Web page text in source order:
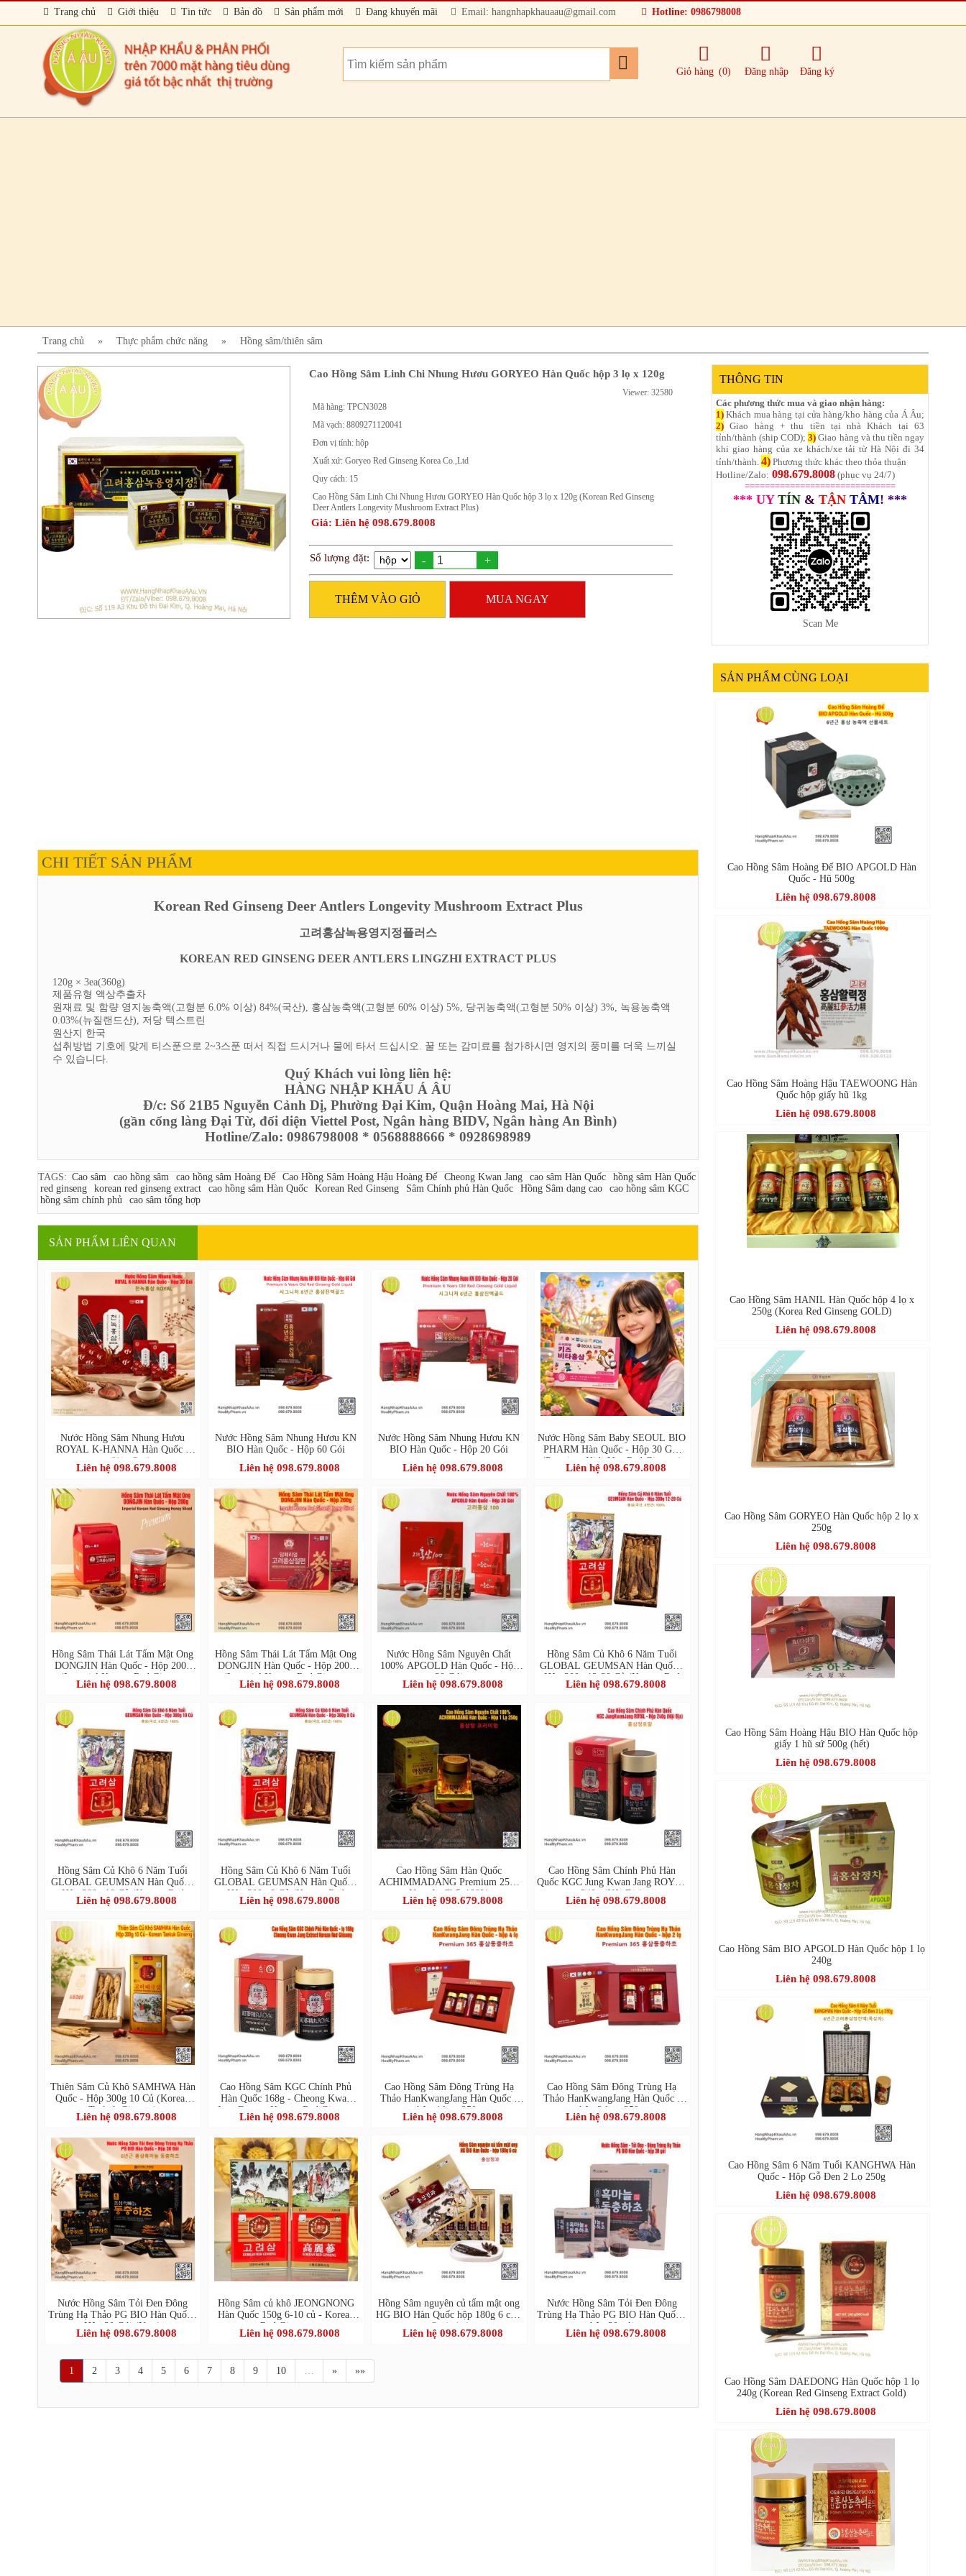
Trang chủ Giới thiệu Tin tức Bản đồ Sản phẩm mới Đang khuyến mãi Email: hangnhapkhauaau@gmail.com Hotline: 0986798008
Giỏ hàng (0) Đăng nhập Đăng ký
Trang chủ » Thực phẩm chức năng » Hồng sâm/thiên sâm
Cao Hồng Sâm Linh Chi Nhung Hươu GORYEO Hàn Quốc hộp 3 lọ x 120g
Viewer: 32580
Mã hàng: TPCN3028
Mã vạch: 8809271120041
Đơn vị tính: hộp
Xuất xứ: Goryeo Red Ginseng Korea Co.,Ltd
Quy cách: 15
Cao Hồng Sâm Linh Chi Nhung Hươu GORYEO Hàn Quốc hộp 3 lọ x 120g (Korean Red Ginseng
Deer Antlers Longevity Mushroom Extract Plus)
Giá: Liên hệ 098.679.8008
Số lượng đặt: - +
THÊM VÀO GIỎ MUA NGAY
CHI TIẾT SẢN PHẨM
Korean Red Ginseng Deer Antlers Longevity Mushroom Extract Plus
고려홍삼녹용영지정플러스
KOREAN RED GINSENG DEER ANTLERS LINGZHI EXTRACT PLUS
120g × 3ea(360g)
제품유형 액상추출차
원재료 및 함량 영지농축액(고형분 6.0% 이상) 84%(국산), 홍삼농축액(고형분 60% 이상) 5%, 당귀농축액(고형분 50% 이상) 3%, 녹용농축액
0.03%(뉴질랜드산), 저당 텍스트린
원산지 한국
섭취방법 기호에 맞게 티스푼으로 2~3스푼 떠서 직접 드시거나 물에 타서 드십시오. 꿀 또는 감미료를 첨가하시면 영지의 풍미를 더욱 느끼실
수 있습니다.
Quý Khách vui lòng liên hệ:
HÀNG NHẬP KHẨU Á ÂU
Đ/c: Số 21B5 Nguyễn Cảnh Dị, Phường Đại Kim, Quận Hoàng Mai, Hà Nội
(gần cổng làng Đại Từ, đối diện Viettel Post, Ngân hàng BIDV, Ngân hàng An Bình)
Hotline/Zalo: 0986798008 * 0568888666 * 0928698989
TAGS: Cao sâm cao hồng sâm cao hồng sâm Hoàng Đế Cao Hồng Sâm Hoàng Hậu Hoàng Đế Cheong Kwan Jang cao sâm Hàn Quốc
hồng sâm Hàn Quốc
red ginseng
korean red ginseng extract cao hồng sâm Hàn Quốc Korean Red Ginseng Sâm Chính phủ Hàn Quốc Hồng Sâm dạng cao
cao hồng sâm KGC
hồng sâm chính phủ
cao sâm tổng hợp
SẢN PHẨM LIÊN QUAN
Nước Hồng Sâm Nhung Hươu
ROYAL K-HANNA Hàn Quốc -
Hộp 30 Gói (천녹홍삼 ROYAL)
Liên hệ 098.679.8008
Nước Hồng Sâm Nhung Hươu KN
BIO Hàn Quốc - Hộp 60 Gói
Liên hệ 098.679.8008
Nước Hồng Sâm Nhung Hươu KN
BIO Hàn Quốc - Hộp 20 Gói
Liên hệ 098.679.8008
Nước Hồng Sâm Baby SEOUL BIO
PHARM Hàn Quốc - Hộp 30 Gói
(Premium Kids Vita Red Ginseng)
Liên hệ 098.679.8008
Hồng Sâm Thái Lát Tẩm Mật Ong
DONGJIN Hàn Quốc - Hộp 200g
(Imperial Korean Red Ginseng
Honey Sliced PREMIUM)
Liên hệ 098.679.8008
Hồng Sâm Thái Lát Tẩm Mật Ong
DONGJIN Hàn Quốc - Hộp 200g
(Imperial Korean Red Ginseng
Honey Sliced)
Liên hệ 098.679.8008
Nước Hồng Sâm Nguyên Chất
100% APGOLD Hàn Quốc - Hộp
30 Gói
Liên hệ 098.679.8008
Hồng Sâm Củ Khô 6 Năm Tuổi
GLOBAL GEUMSAN Hàn Quốc -
Hộp 300g 12-20 Củ (Korean Red
Ginseng)
Liên hệ 098.679.8008
Hồng Sâm Củ Khô 6 Năm Tuổi
GLOBAL GEUMSAN Hàn Quốc -
Hộp 300g 10 Củ (Korean Red
Ginseng)
Liên hệ 098.679.8008
Hồng Sâm Củ Khô 6 Năm Tuổi
GLOBAL GEUMSAN Hàn Quốc -
Hộp 300g 8 Củ (Korean Red
Ginseng)
Liên hệ 098.679.8008
Cao Hồng Sâm Hàn Quốc
ACHIMMADANG Premium 250g
Nguyên Chất 100%
Liên hệ 098.679.8008
Cao Hồng Sâm Chính Phủ Hàn
Quốc KGC Jung Kwan Jang ROYAL
240g (Nội Địa)
Liên hệ 098.679.8008
Thiên Sâm Củ Khô SAMHWA Hàn
Quốc - Hộp 300g 10 Củ (Korean
Taekuk Ginseng)
Liên hệ 098.679.8008
Cao Hồng Sâm KGC Chính Phủ
Hàn Quốc 168g - Cheong Kwan
Jang Extract Korean Red Ginseng
Liên hệ 098.679.8008
Cao Hồng Sâm Đông Trùng Hạ
Thảo HanKwangJang Hàn Quốc -
hộp 4 lọ x 250g
Liên hệ 098.679.8008
Cao Hồng Sâm Đông Trùng Hạ
Thảo HanKwangJang Hàn Quốc -
hộp 2 lọ x 250g
Liên hệ 098.679.8008
Nước Hồng Sâm Tỏi Đen Đông
Trùng Hạ Thảo PG BIO Hàn Quốc -
Hộp 30 Gói (New)
Liên hệ 098.679.8008
Hồng Sâm củ khô JEONGNONG
Hàn Quốc 150g 6-10 củ - Korean
Red Ginseng
Liên hệ 098.679.8008
Hồng Sâm nguyên củ tẩm mật ong
HG BIO Hàn Quốc hộp 180g 6 củ -
홍삼정과
Liên hệ 098.679.8008
Nước Hồng Sâm Tỏi Đen Đông
Trùng Hạ Thảo PG BIO Hàn Quốc -
hộp 30 gói
Liên hệ 098.679.8008
1 2 3 4 5 6 7 8 9 10 … » »»
THÔNG TIN
Các phương thức mua và giao nhận hàng:
1) Khách mua hàng tại cửa hàng/kho hàng của Á Âu;
2) Giao hàng + thu tiền tại nhà Khách tại 63
tỉnh/thành (ship COD);3) Giao hàng và thu tiền ngay
khi giao hàng của xe khách/xe tải từ Hà Nội đi 34
tỉnh/thành. 4) Phương thức khác theo thỏa thuận
Hotline/Zalo: 098.679.8008 (phục vụ 24/7)
==============================
*** UY TÍN & TẬN TÂM! ***
Scan Me
SẢN PHẨM CÙNG LOẠI
Cao Hồng Sâm Hoàng Đế BIO APGOLD Hàn
Quốc - Hũ 500g
Liên hệ 098.679.8008
Cao Hồng Sâm Hoàng Hậu TAEWOONG Hàn
Quốc hộp giấy hũ 1kg
Liên hệ 098.679.8008
Cao Hồng Sâm HANIL Hàn Quốc hộp 4 lọ x
250g (Korea Red Ginseng GOLD)
Liên hệ 098.679.8008
Cao Hồng Sâm GORYEO Hàn Quốc hộp 2 lọ x
250g
Liên hệ 098.679.8008
Cao Hồng Sâm Hoàng Hậu BIO Hàn Quốc hộp
giấy 1 hũ sứ 500g (hết)
Liên hệ 098.679.8008
Cao Hồng Sâm BIO APGOLD Hàn Quốc hộp 1 lọ
240g
Liên hệ 098.679.8008
Cao Hồng Sâm 6 Năm Tuổi KANGHWA Hàn
Quốc - Hộp Gỗ Đen 2 Lọ 250g
Liên hệ 098.679.8008
Cao Hồng Sâm DAEDONG Hàn Quốc hộp 1 lọ
240g (Korean Red Ginseng Extract Gold)
Liên hệ 098.679.8008